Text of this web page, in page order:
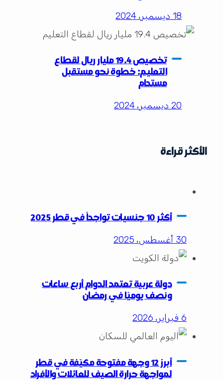
18 ديسمبر، 2024
تخصيص 19.4 مليار ريال لقطاع
التعليم: خطوة نحو مستقبل
مستدام
20 ديسمبر، 2024
الأكثر قراءة
أكثر 10 جنسيات تواجداً في قطر 2025
30 أغسطس، 2025
دولة عربية تعتمد الدوام أربع ساعات
ونصف يوميًا في رمضان
6 فبراير، 2026
أبرز 12 وجهة مفتوحة مكيّفة في قطر
لمواجهة حرارة الصيف للعائلات والأفراد